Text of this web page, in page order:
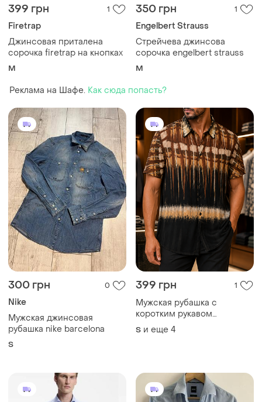
399 грн 1
Firetrap
Джинсовая приталена
сорочка firetrap на кнопках
M
350 грн 1
Engelbert Strauss
Стрейчева джинсова
сорочка engelbert strauss
M
Реклама на Шафе. Как сюда попасть?
300 грн 0
Nike
Мужская джинсовая
рубашка nike barcelona
S
399 грн 1
Мужская рубашка с
коротким рукавом
коричневая тонкая
свободная черный принт s
S и еще 4